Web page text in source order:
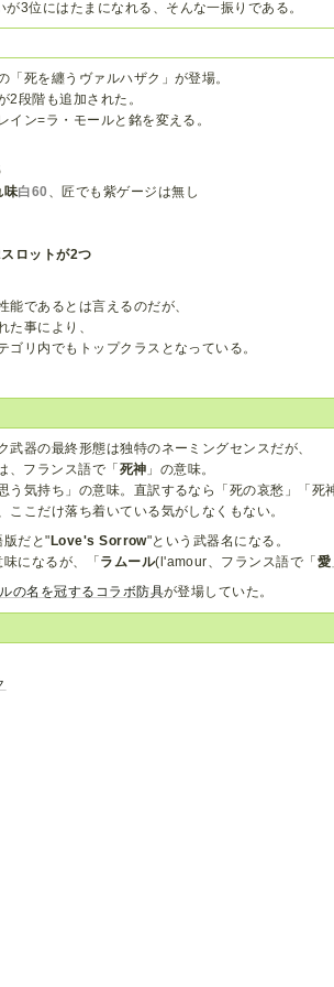
3位にはたまになれる、そんな一振りである。
「死を纏うヴァルハザク」が登場。
2段階も追加された。
イン=ラ・モールと銘を変える。
味白60 、匠でも紫ゲージは無し
ロットが2つ
であるとは言えるのだが、
た事により、
ゴリ内でもトップクラスとなっている。
武器の最終形態は独特のネーミングセンスだが、
、フランス語で「死神 」の意味。
う気持ち」の意味。直訳するなら「死の哀愁」「死
ここだけ落ち着いている気がしなくもない。
版だと" Love's Sorrow"という武器名になる。
味になるが、「 ラムール(l'amour、フランス語で「 愛
の名を冠するコラボ防具が登場していた。